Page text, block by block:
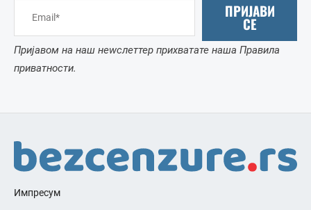
ПРИЈАВИ
СЕ
Пријавом на наш неwслеттер прихватате наша Правила
приватности.
Импресум